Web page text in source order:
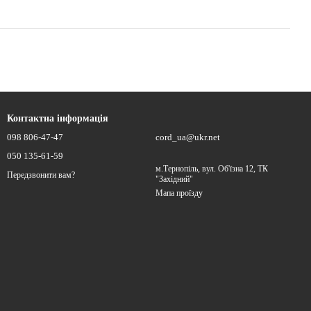
Контактна інформація
098 806-47-47
050 135-61-59
Передзвонити вам?
cord_ua@ukr.net
м.Тернопіль, вул. Об'їзна 12, ТК
"Західний"
Мапа проїзду